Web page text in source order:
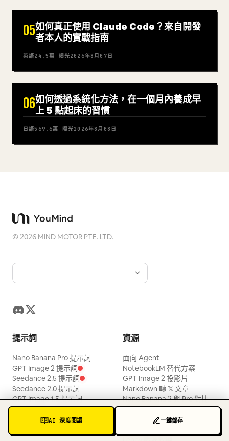
AI 深度閱讀 一鍵儲存
05如何真正使用 Claude Code？來自開發
者本人的實戰指南
英語24.5萬 曝光2026年8月07日
06如何透過系統化方法，在一個月內養成早
上 5 點起床的習慣
日語569.6萬 曝光2026年8月08日
©2026 MIND MOTOR PTE. LTD.
提示詞
Nano Banana Pro 提示詞
GPT Image 2 提示詞
Seedance 2.5 提示詞
Seedance 2.0 提示詞
GPT Image 1.5 提示詞
Seedream 4.5 提示詞
Gemini 3 Pro 提示詞
資源
面向 Agent
NotebookLM 替代方案
GPT Image 2 投影片
Markdown 轉 𝕏 文章
Nano Banana 2 與 Pro 對比
AI 修圖工具
照片提示詞